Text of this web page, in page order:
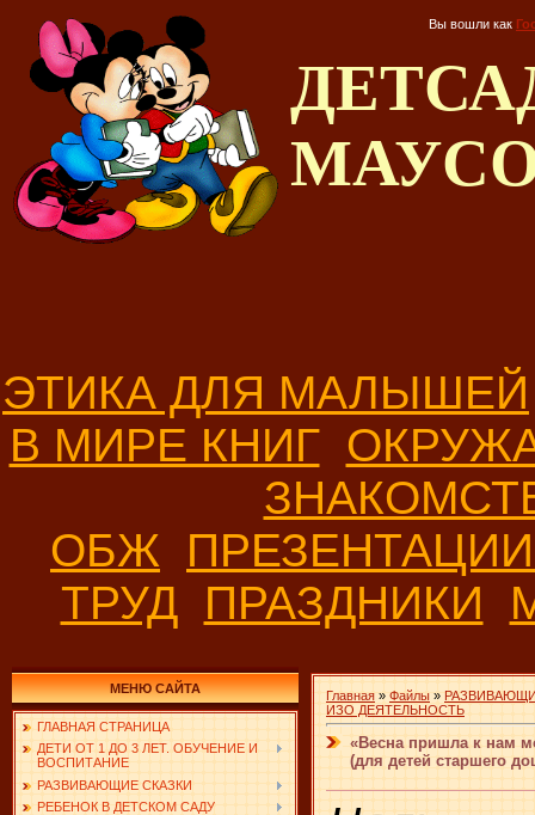
Вы вошли как
ЭТИКА ДЛЯ МАЛЫШЕЙ
В МИРЕ КНИГ
ОБЖ
ТРУД ПРАЗДНИКИ
МЕНЮ САЙТА
ГЛАВНАЯ СТРАНИЦА
ДЕТИ ОТ 1 ДО 3 ЛЕТ. ОБУЧЕНИЕ И
ВОСПИТАНИЕ
РАЗВИВАЮЩИЕ СКАЗКИ
РЕБЕНОК В ДЕТСКОМ САДУ
Главная » Файлы »
ИЗО ДЕЯТЕЛЬНОСТЬ
«Весна пришла к нам
(для детей старшего